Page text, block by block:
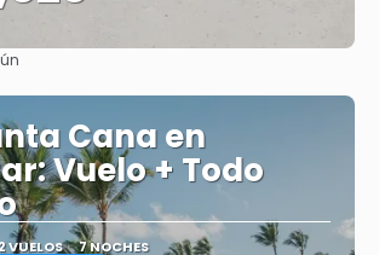
Cana en
Vuelo + Todo
2 VUELOS 7 NOCHES